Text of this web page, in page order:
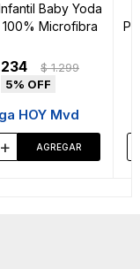
Baby Yoda
100% Microfibra
$ 1.299
5
HOY Mvd
+